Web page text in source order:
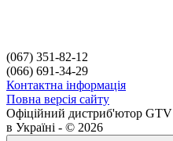
(067) 351-82-12
(066) 691-34-29
Контактна інформація
Повна версія сайту
Офіційний дистриб'ютор GTV
в Україні - © 2026